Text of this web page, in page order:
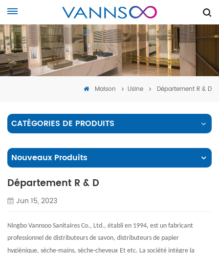
Maison Usine Département R & D
CATÉGORIES DE PRODUITS
Nouveaux Produits
Département R & D
Jun 15, 2023
Ningbo Vannsoo Sanitaires Co., Ltd., établi en 1994, est un fabricant
professionnel de distributeurs de savon, distributeurs de papier
hygiénique, sèche-mains, sèche-cheveux Et etc. La société intègre la